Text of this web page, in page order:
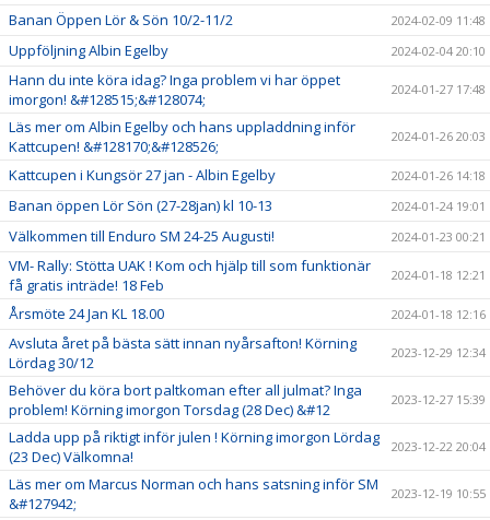
Banan Öppen Lör & Sön 10/2-11/2 2024-02-09 11:48
Uppföljning Albin Egelby 2024-02-04 20:10
Hann du inte köra idag? Inga problem vi har öppet
imorgon! &#128515;&#128074;
2024-01-27 17:48
Läs mer om Albin Egelby och hans uppladdning inför
Kattcupen! &#128170;&#128526;
2024-01-26 20:03
Kattcupen i Kungsör 27 jan - Albin Egelby 2024-01-26 14:18
Banan öppen Lör Sön (27-28jan) kl 10-13 2024-01-24 19:01
Välkommen till Enduro SM 24-25 Augusti! 2024-01-23 00:21
VM- Rally: Stötta UAK ! Kom och hjälp till som funktionär
få gratis inträde! 18 Feb
2024-01-18 12:21
Årsmöte 24 Jan KL 18.00 2024-01-18 12:16
Avsluta året på bästa sätt innan nyårsafton! Körning
Lördag 30/12
2023-12-29 12:34
Behöver du köra bort paltkoman efter all julmat? Inga
problem! Körning imorgon Torsdag (28 Dec) &#12
2023-12-27 15:39
Ladda upp på riktigt inför julen ! Körning imorgon Lördag
(23 Dec) Välkomna!
2023-12-22 20:04
Läs mer om Marcus Norman och hans satsning inför SM
&#127942;
2023-12-19 10:55